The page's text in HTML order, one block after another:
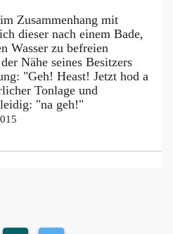
Zusammenhang mit
dieser nach einem Bade,
Wasser zu befreien
Nähe seines Besitzers
"Geh! Heast! Jetzt hod a
Tonlage und
"na geh!"